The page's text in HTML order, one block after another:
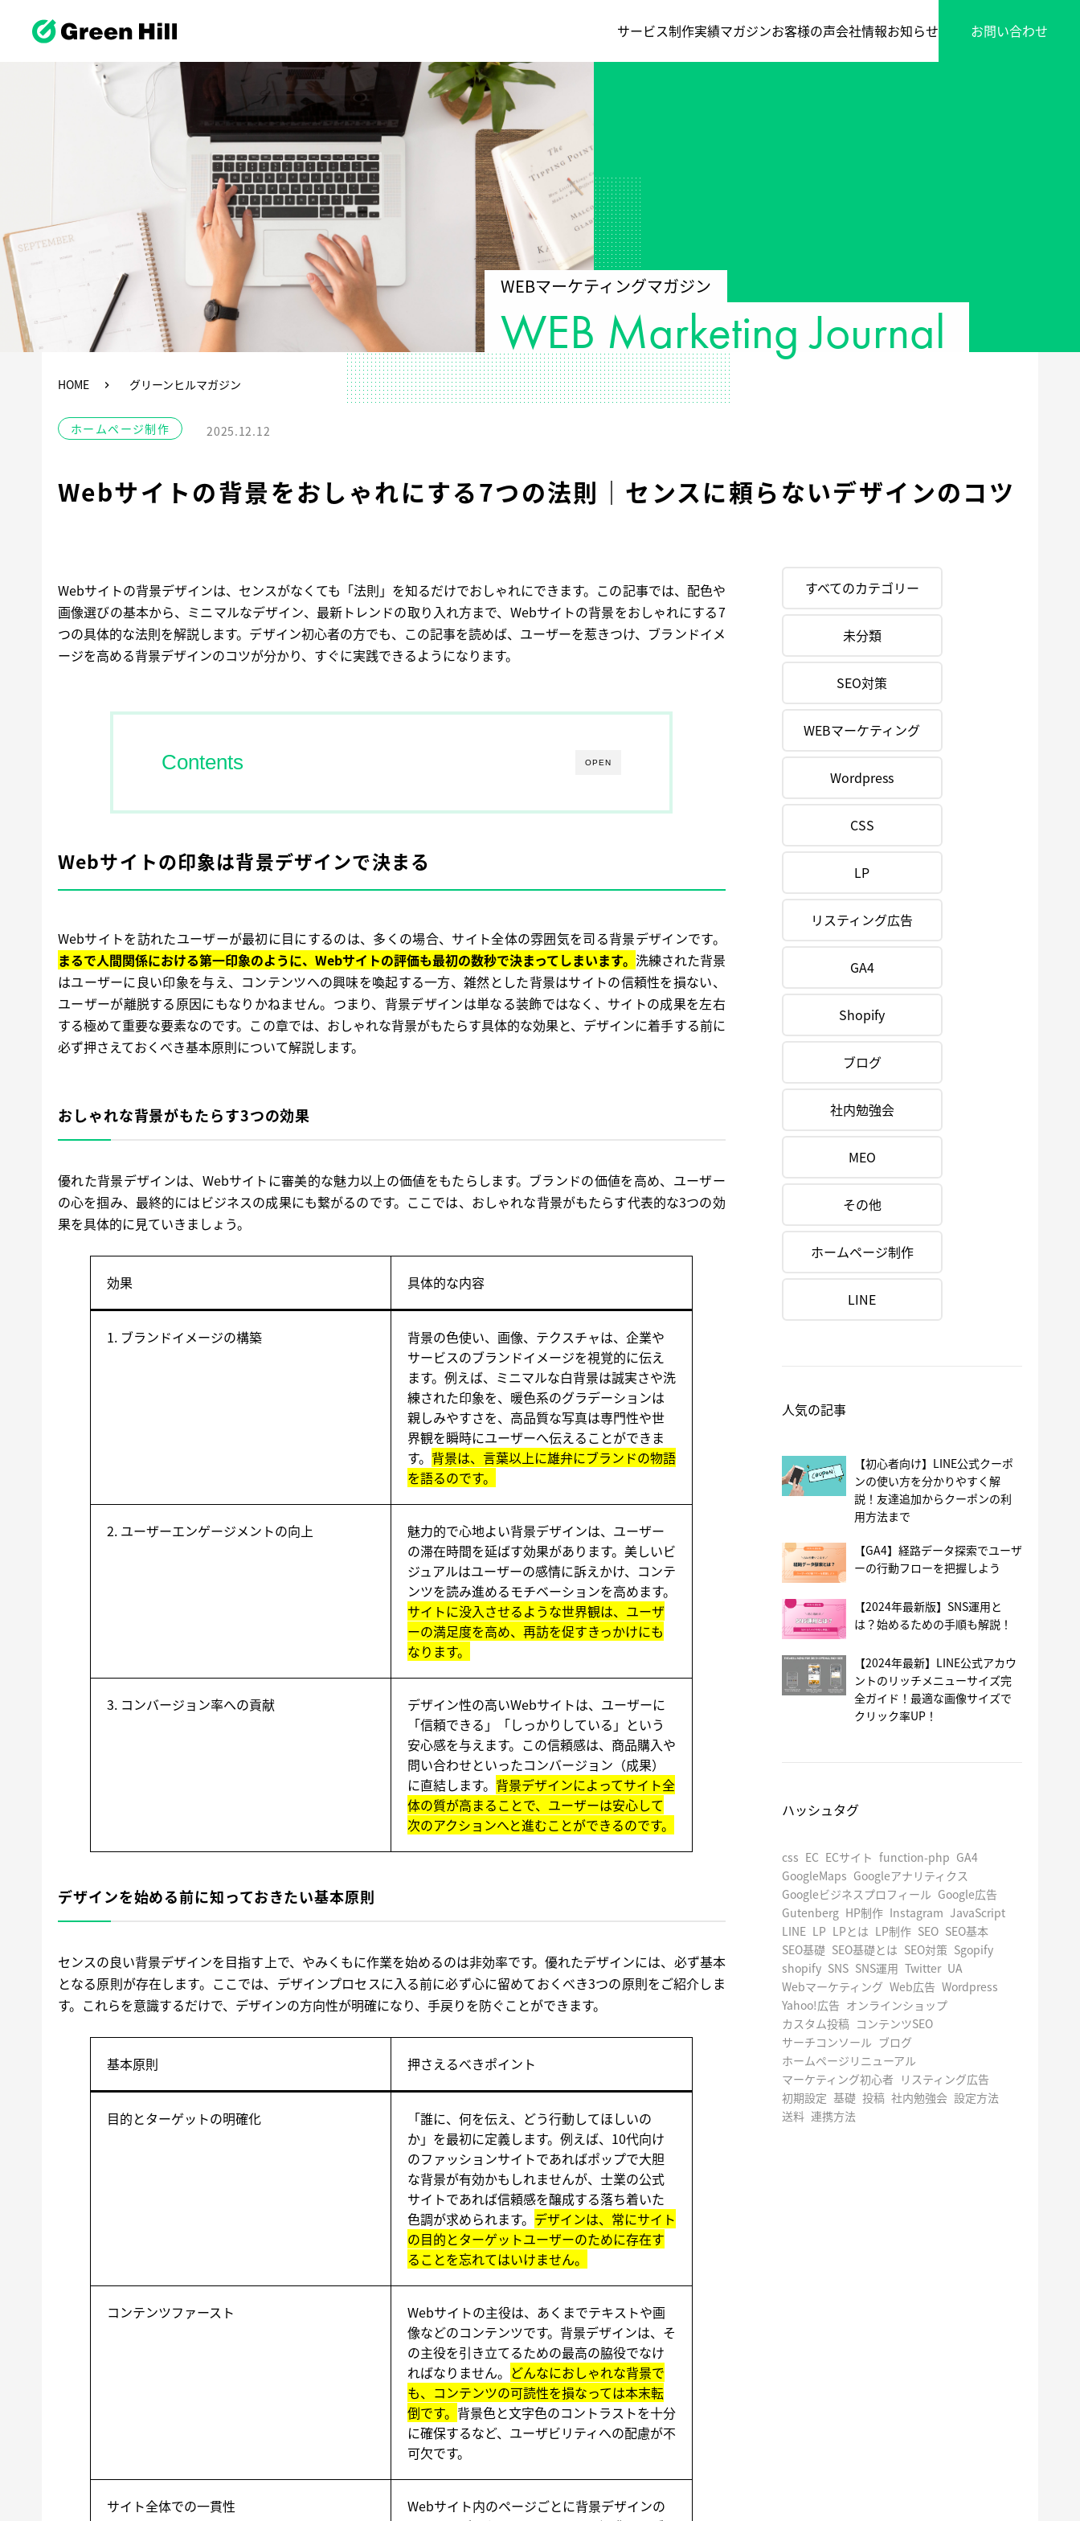
サービス
ホームページ制作
WEB広告運用
WEBコンサルティング
コンテンツマーケティング
ECサイト制作
LP制作
成果報酬型MEO対策
Lステップ構築・運用支援
制作実績マガジンお客様の声会社情報
私たちの事
メンバー
理念
代表挨拶
採用情報
会社概要
お知らせ お問い合わせ
WEBマーケティングマガジン
WEB Marketing Journal
HOME グリーンヒルマガジン
ホームページ制作 2025.12.12
Webサイトの背景をおしゃれにする7つの法則｜センスに頼らないデザインのコツ
Webサイトの背景デザインは、センスがなくても「法則」を知るだけでおしゃれにできます。この記事では、配色や
画像選びの基本から、ミニマルなデザイン、最新トレンドの取り入れ方まで、Webサイトの背景をおしゃれにする7
つの具体的な法則を解説します。デザイン初心者の方でも、この記事を読めば、ユーザーを惹きつけ、ブランドイメ
ージを高める背景デザインのコツが分かり、すぐに実践できるようになります。
OPEN
Contents
Webサイトの印象は背景デザインで決まる
Webサイトを訪れたユーザーが最初に目にするのは、多くの場合、サイト全体の雰囲気を司る背景デザインです。
まるで人間関係における第一印象のように、Webサイトの評価も最初の数秒で決まってしまいます。 洗練された背景
はユーザーに良い印象を与え、コンテンツへの興味を喚起する一方、雑然とした背景はサイトの信頼性を損ない、
ユーザーが離脱する原因にもなりかねません。つまり、背景デザインは単なる装飾ではなく、サイトの成果を左右
する極めて重要な要素なのです。この章では、おしゃれな背景がもたらす具体的な効果と、デザインに着手する前に
必ず押さえておくべき基本原則について解説します。
おしゃれな背景がもたらす3つの効果
優れた背景デザインは、Webサイトに審美的な魅力以上の価値をもたらします。ブランドの価値を高め、ユーザー
の心を掴み、最終的にはビジネスの成果にも繋がるのです。ここでは、おしゃれな背景がもたらす代表的な3つの効
果を具体的に見ていきましょう。
効果 具体的な内容
1. ブランドイメージの構築
背景の色使い、画像、テクスチャは、企業や
サービスのブランドイメージを視覚的に伝え
ます。例えば、ミニマルな白背景は誠実さや洗
練された印象を、暖色系のグラデーションは
親しみやすさを、高品質な写真は専門性や世
界観を瞬時にユーザーへ伝えることができま
す。 背景は、言葉以上に雄弁にブランドの物語
を語るのです。
2. ユーザーエンゲージメントの向上
魅力的で心地よい背景デザインは、ユーザー
の滞在時間を延ばす効果があります。美しいビ
ジュアルはユーザーの感情に訴えかけ、コンテ
ンツを読み進めるモチベーションを高めます。
サイトに没入させるような世界観は、ユーザ
ーの満足度を高め、再訪を促すきっかけにも
なります。
3. コンバージョン率への貢献
デザイン性の高いWebサイトは、ユーザーに
「信頼できる」「しっかりしている」という
安心感を与えます。この信頼感は、商品購入や
問い合わせといったコンバージョン（成果）
に直結します。 背景デザインによってサイト全
体の質が高まることで、ユーザーは安心して
次のアクションへと進むことができるのです。
デザインを始める前に知っておきたい基本原則
センスの良い背景デザインを目指す上で、やみくもに作業を始めるのは非効率です。優れたデザインには、必ず基本
となる原則が存在します。ここでは、デザインプロセスに入る前に必ず心に留めておくべき3つの原則をご紹介しま
す。これらを意識するだけで、デザインの方向性が明確になり、手戻りを防ぐことができます。
基本原則 押さえるべきポイント
目的とターゲットの明確化
「誰に、何を伝え、どう行動してほしいの
か」を最初に定義します。例えば、10代向け
のファッションサイトであればポップで大胆
な背景が有効かもしれませんが、士業の公式
サイトであれば信頼感を醸成する落ち着いた
色調が求められます。 デザインは、常にサイト
の目的とターゲットユーザーのために存在す
ることを忘れてはいけません。
コンテンツファースト
Webサイトの主役は、あくまでテキストや画
像などのコンテンツです。背景デザインは、そ
の主役を引き立てるための最高の脇役でなけ
ればなりません。 どんなにおしゃれな背景で
も、コンテンツの可読性を損なっては本末転
倒です。 背景色と文字色のコントラストを十分
に確保するなど、ユーザビリティへの配慮が不
可欠です。
サイト全体での一貫性
Webサイト内のページごとに背景デザインの
すべてのカテゴリー
未分類
SEO対策
WEBマーケティング
Wordpress
CSS
LP
リスティング広告
GA4
Shopify
ブログ
社内勉強会
MEO
その他
ホームページ制作
LINE
人気の記事
【初心者向け】LINE公式クーポ
ンの使い方を分かりやすく解
説！友達追加からクーポンの利
用方法まで
【GA4】経路データ探索でユーザ
ーの行動フローを把握しよう
【2024年最新版】SNS運用と
は？始めるための手順も解説！
【2024年最新】LINE公式アカウ
ントのリッチメニューサイズ完
全ガイド！最適な画像サイズで
クリック率UP！
ハッシュタグ
css EC ECサイト function-php GA4
GoogleMaps Googleアナリティクス
Googleビジネスプロフィール Google広告
Gutenberg HP制作 Instagram JavaScript
LINE LP LPとは LP制作 SEO SEO基本
SEO基礎 SEO基礎とは SEO対策 Sgopify
shopify SNS SNS運用 Twitter UA
Webマーケティング Web広告 Wordpress
Yahoo!広告 オンラインショップ
カスタム投稿 コンテンツSEO
サーチコンソール ブログ
ホームページリニューアル
マーケティング初心者 リスティング広告
初期設定 基礎 投稿 社内勉強会 設定方法
送料 連携方法